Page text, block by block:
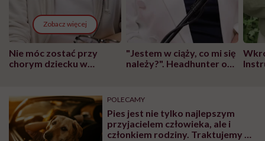
Zobacz więcej
Nie móc zostać przy
chorym dziecku w
może chyba tylko
głupota i brak
wyobraźni"
"Jestem w ciąży, co mi się
należy?". Headhunter o
pracy
POLECAMY
Pies jest nie tylko najlepszym
przyjacielem człowieka, ale i
członkiem rodziny. Traktujemy go